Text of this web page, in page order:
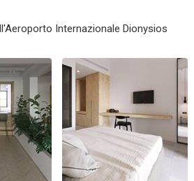
Internazionale Dionysios